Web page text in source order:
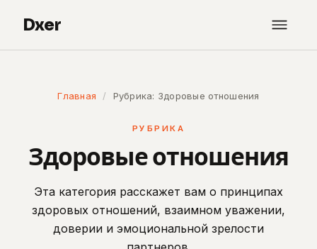
Dxer
Главная / Рубрика: Здоровые отношения
РУБРИКА
Здоровые отношения
Эта категория расскажет вам о принципах
здоровых отношений, взаимном уважении,
доверии и эмоциональной зрелости